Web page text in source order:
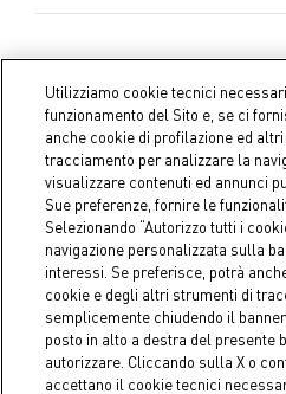
Coin S.p.A. C.F./P.IVA
Euro
Utilizziamo cookie tecnici
funzionamento del Sito e, se ci
anche cookie di profilazione ed
tracciamento per analizzare la
visualizzare contenuti ed annunci
Sue preferenze, fornire le
Selezionando “Autorizzo tutti i
navigazione personalizzata sulla
interessi. Se preferisce, potrà
cookie e degli altri strumenti di
semplicemente chiudendo il
posto in alto a destra del presente
autorizzare. Cliccando sulla X o
accettano il cookie tecnici